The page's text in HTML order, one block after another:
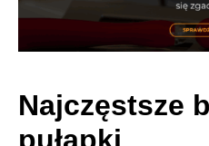
Najczęstsze